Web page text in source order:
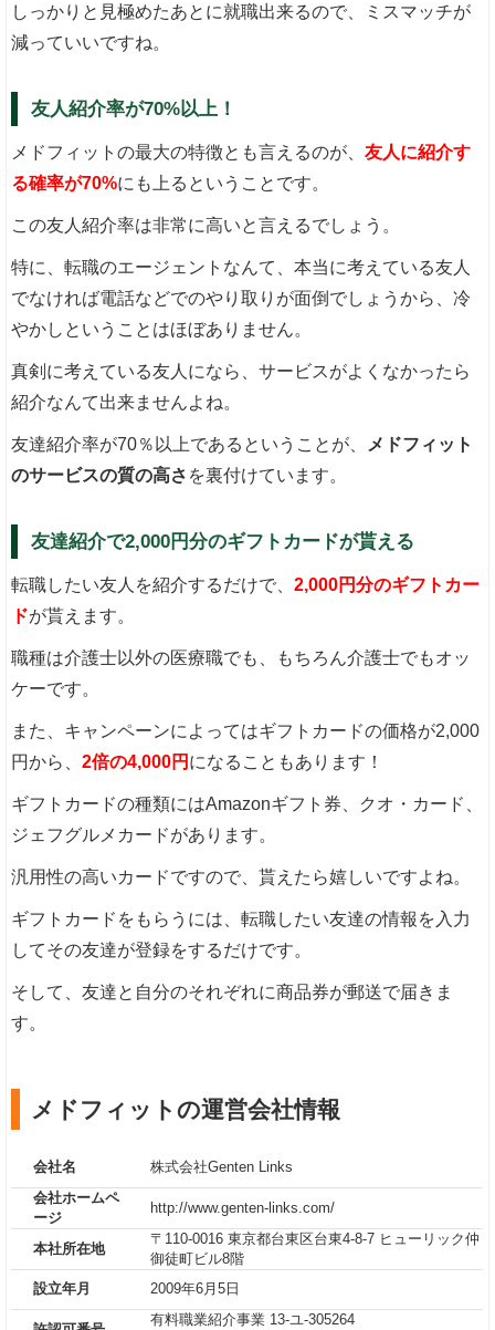
しっかりと見極めたあとに就職出来るので、ミスマッチが
減っていいですね。
友人紹介率が70%以上！
メドフィットの最大の特徴とも言えるのが、友人に紹介す
る確率が70%にも上るということです。
この友人紹介率は非常に高いと言えるでしょう。
特に、転職のエージェントなんて、本当に考えている友人
でなければ電話などでのやり取りが面倒でしょうから、冷
やかしということはほぼありません。
真剣に考えている友人になら、サービスがよくなかったら
紹介なんて出来ませんよね。
友達紹介率が70％以上であるということが、
メドフィット
のサービスの質の高さ を裏付けています。
友達紹介で2,000円分のギフトカードが貰える
転職したい友人を紹介するだけで、2,000円分のギフトカー
ドが貰えます。
職種は介護士以外の医療職でも、もちろん介護士でもオッ
ケーです。
また、キャンペーンによってはギフトカードの価格が2,000
円から、2倍の4,000円 になることもあります！
ギフトカードの種類にはAmazonギフト券、クオ・カード、
ジェフグルメカードがあります。
汎用性の高いカードですので、貰えたら嬉しいですよね。
ギフトカードをもらうには、転職したい友達の情報を入力
してその友達が登録をするだけです。
そして、友達と自分のそれぞれに商品券が郵送で届きま
す。
メドフィットの運営会社情報
会社名
株式会社Genten Links
会社ホームペ
ージ
http://www.genten-links.com/
本社所在地
〒110-0016 東京都台東区台東4-8-7 ヒューリック仲
御徒町ビル8階
設立年月
2009年6月5日
有料職業紹介事業 13-ユ-305264